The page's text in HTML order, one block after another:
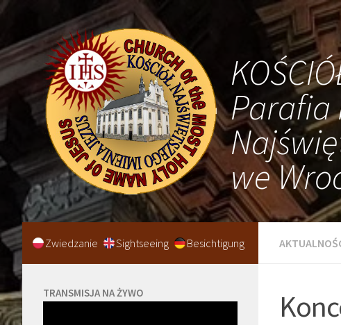
Parafia
we
Zwiedzanie Sightseeing Besichtigung
TRANSMISJA NA ŻYWO